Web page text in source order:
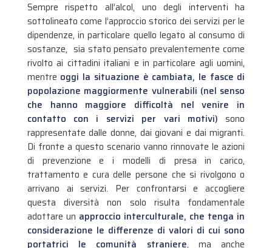
Sempre rispetto all’alcol, uno degli interventi ha
sottolineato come l’approccio storico dei servizi per le
dipendenze, in particolare quello legato al consumo di
sostanze, sia stato pensato prevalentemente come
rivolto ai cittadini italiani e in particolare agli uomini,
mentre oggi la situazione è cambiata, le fasce di
popolazione maggiormente vulnerabili (nel senso
che hanno maggiore difficoltà nel venire in
contatto con i servizi per vari motivi) sono
rappresentate dalle donne, dai giovani e dai migranti.
Di fronte a questo scenario vanno rinnovate le azioni
di prevenzione e i modelli di presa in carico,
trattamento e cura delle persone che si rivolgono o
arrivano ai servizi. Per confrontarsi e accogliere
questa diversità non solo risulta fondamentale
adottare un approccio interculturale, che tenga in
considerazione le differenze di valori di cui sono
portatrici le comunità straniere, ma anche